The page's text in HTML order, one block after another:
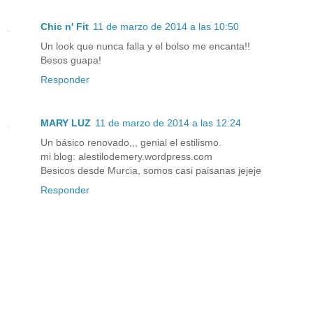
Chic n' Fit 11 de marzo de 2014 a las 10:50
Un look que nunca falla y el bolso me encanta!!
Besos guapa!
Responder
MARY LUZ 11 de marzo de 2014 a las 12:24
Un básico renovado,,, genial el estilismo.
mi blog: alestilodemery.wordpress.com
Besicos desde Murcia, somos casi paisanas jejeje
Responder